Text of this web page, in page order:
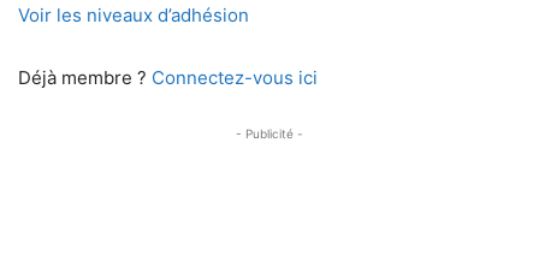
Voir les niveaux d’adhésion
Déjà membre ? Connectez-vous ici
- Publicité -